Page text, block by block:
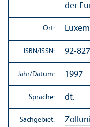
der
Ort:
ISBN/ ISSN: 92-
Jahr/Datum: 1997
Sprache: dt.
Sachgebiet: